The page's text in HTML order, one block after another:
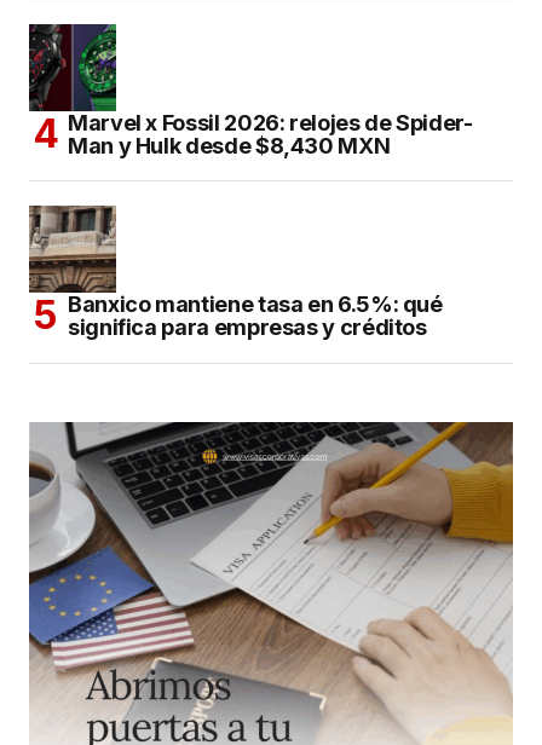
Marvel x Fossil 2026: relojes de Spider-
Man y Hulk desde $8,430 MXN
Banxico mantiene tasa en 6.5%: qué
significa para empresas y créditos